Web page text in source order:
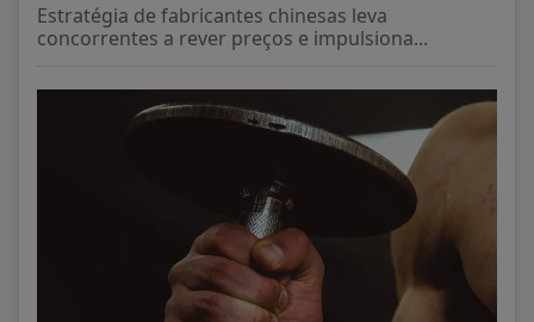
Estratégia de fabricantes chinesas leva
concorrentes a rever preços e impulsiona...